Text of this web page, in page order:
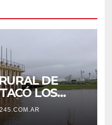
DE
LOS
EL CANAL 1